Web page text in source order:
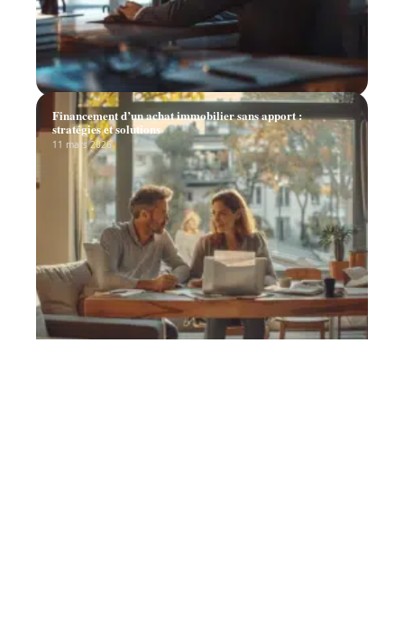
Financement d’un achat immobilier sans apport :
stratégies et solutions
11 mars 2026